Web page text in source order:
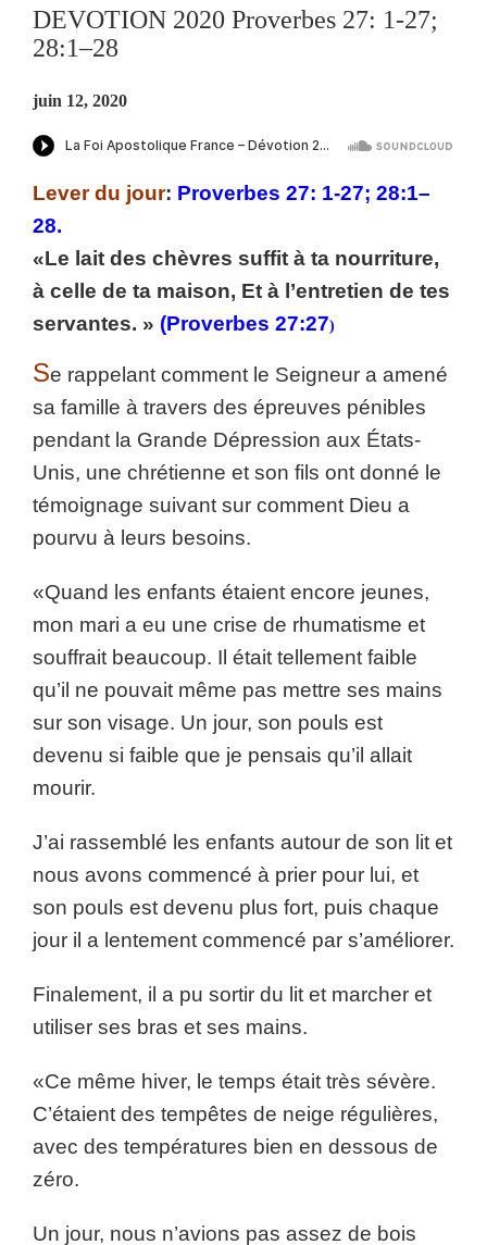
DEVOTION 2020 Proverbes 27: 1-27;
28:1–28
juin 12, 2020
Lever du jour: Proverbes 27: 1-27; 28:1–
28.
«Le lait des chèvres suffit à ta nourriture,
à celle de ta maison, Et à l’entretien de tes
servantes. » (Proverbes 27:27)
Se rappelant comment le Seigneur a amené
sa famille à travers des épreuves pénibles
pendant la Grande Dépression aux États-
Unis, une chrétienne et son fils ont donné le
témoignage suivant sur comment Dieu a
pourvu à leurs besoins.
«Quand les enfants étaient encore jeunes,
mon mari a eu une crise de rhumatisme et
souffrait beaucoup. Il était tellement faible
qu’il ne pouvait même pas mettre ses mains
sur son visage. Un jour, son pouls est
devenu si faible que je pensais qu’il allait
mourir.
J’ai rassemblé les enfants autour de son lit et
nous avons commencé à prier pour lui, et
son pouls est devenu plus fort, puis chaque
jour il a lentement commencé par s’améliorer.
Finalement, il a pu sortir du lit et marcher et
utiliser ses bras et ses mains.
«Ce même hiver, le temps était très sévère.
C’étaient des tempêtes de neige régulières,
avec des températures bien en dessous de
zéro.
Un jour, nous n’avions pas assez de bois